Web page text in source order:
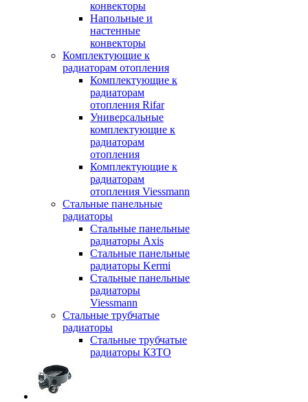
конвекторы
Напольные и
настенные
конвекторы
Комплектующие к
радиаторам отопления
Комплектующие к
радиаторам
отопления Rifar
Универсальные
комплектующие к
радиаторам
отопления
Комплектующие к
радиаторам
отопления Viessmann
Стальные панельные
радиаторы
Стальные панельные
радиаторы Axis
Стальные панельные
радиаторы Kermi
Стальные панельные
радиаторы
Viessmann
Стальные трубчатые
радиаторы
Стальные трубчатые
радиаторы КЗТО